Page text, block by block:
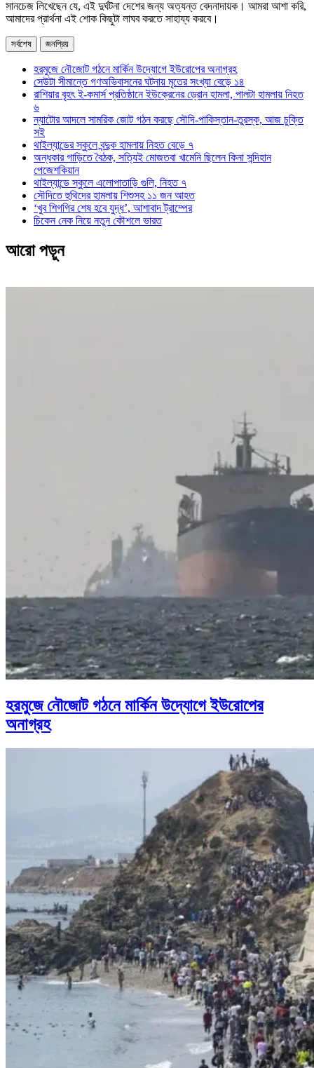
সানচেজ লিখেছেন যে, এই দুর্ঘটনা দেশের জন্য অত্যন্ত বেদনাদায়ক। আমরা আশা করি,
আমাদের প্রার্থনা এই শোক কিছুটা লাঘব করতে সাহায্য করবে।
সর্বশেষ জনপ্রিয়
হরমুজে নৌজোট গঠনে মার্কিন উদ্যোগে ইউরোপের অনাগ্রহ
সেউটা সীমান্তে গণঅভিবাসনের ঘটনায় মৃতের সংখ্যা বেড়ে ১৪
রাশিয়ার বৃহৎ ই-কমার্স প্রতিষ্ঠানে ইউক্রেনের ড্রোন হামলা, পালটা হামলায় নিহত
৬
ন্যাটোর আদলে সামরিক জোট গঠন করছে সৌদি-পাকিস্তান-তুরস্ক, আজ চুক্তি
সই
থাইল্যান্ডের স্কুলে বন্দুক হামলায় নিহত বেড়ে ৭
অন্ধকার গাড়িতে বৈঠক, সত্যিই মোজতবা খামেনি ছিলেন কিনা সন্দিহান
পেজেশকিয়ান
থাইল্যান্ডে স্কুলে এলোপাতাড়ি গুলি, নিহত ৭
সৌদিতে হুথিদের হামলায় শিশুসহ ১১ জন আহত
‘খুব শিগগির শেষ হবে যুদ্ধ’, আশাবাদ ট্রাম্পের
চিকেন নেক নিয়ে নতুন কৌশলে ভারত
আরো পড়ুন
হরমুজে নৌজোট গঠনে মার্কিন উদ্যোগে ইউরোপের
অনাগ্রহ